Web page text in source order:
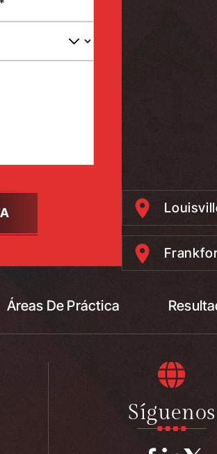
Áreas De Práctica
Síguenos